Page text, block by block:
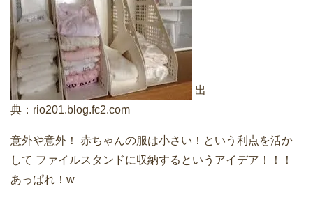
出
典： rio201.blog.fc2.com
意外や意外！
赤ちゃんの服は小さい！という利点を活か
して ファイルスタンドに収納するというアイデア！！！
あっぱれ！w